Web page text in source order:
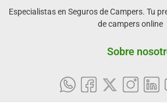
Especialistas en Seguros de Campers. Tu
de campers online
Sobre